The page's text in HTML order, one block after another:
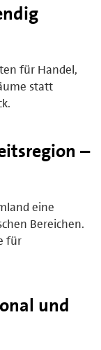
für Handel,
statt
–
eine
Bereichen.
für
und